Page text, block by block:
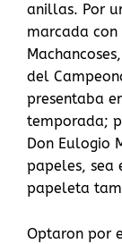
anillas. Por
marcada
del
presentaba
temporada;
Don Eulogio
papeles, sea
papeleta
Optaron por